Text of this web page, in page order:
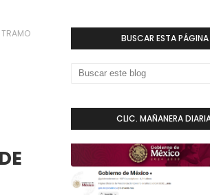
TRAMO
BUSCAR ESTA PÁGINA
CLIC. MAÑANERA